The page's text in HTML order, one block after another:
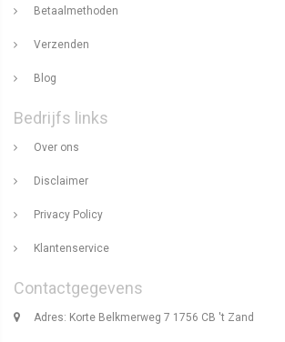
Betaalmethoden
Verzenden
Blog
Bedrijfs links
Over ons
Disclaimer
Privacy Policy
Klantenservice
Contactgegevens
Adres: Korte Belkmerweg 7 1756 CB 't Zand